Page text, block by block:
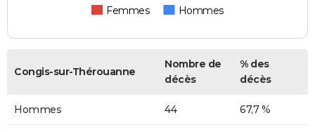
Femmes Hommes
Congis-sur-Thérouanne
Nombre de
décès
% des
décès
Hommes 44 67,7 %